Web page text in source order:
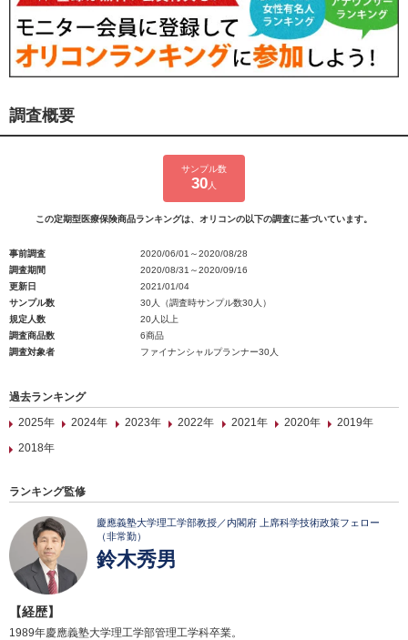
調査概要
サンプル数
30 人
この定期型医療保険商品ランキングは、オリコンの以下の調査に基づいています。
事前調査
2020/06/01～2020/08/28
調査期間
2020/08/31～2020/09/16
更新日
2021/01/04
サンプル数
30人（調査時サンプル数30人）
規定人数
20人以上
調査商品数
6商品
調査対象者
ファイナンシャルプランナー30人
過去ランキング
2025年
2024年 2023年 2022年 2021年 2020年
2019年
2018年
ランキング監修
慶應義塾大学理工学部教授／内閣府 上席科学技術政策フェロー
（非常勤）
鈴木秀男
【経歴】
1989年慶應義塾大学理工学部管理工学科卒業。